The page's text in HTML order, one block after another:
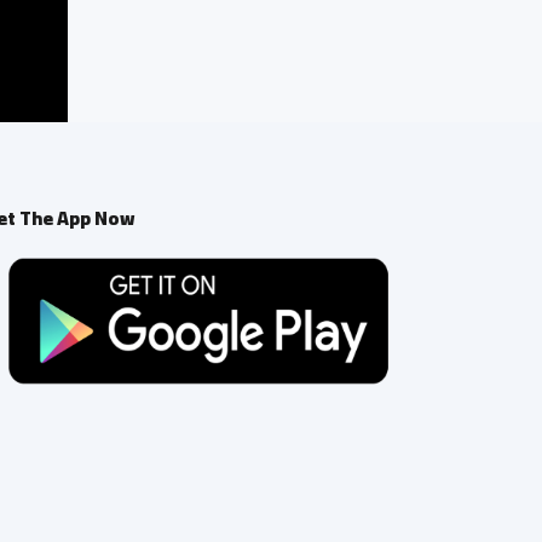
The App Now